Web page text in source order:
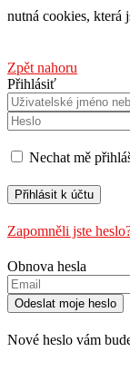
nutná cookies, která
Zpět nahoru
Přihlásiť
Nechat mě
Zapomněli jste
Obnova hesla
Nové heslo vám